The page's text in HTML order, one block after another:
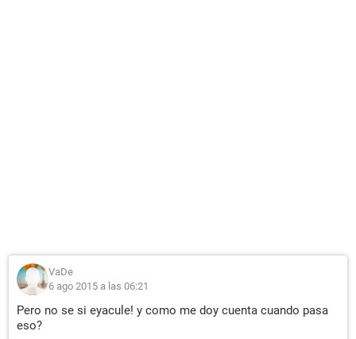
VaDe
6 ago 2015 a las 06:21
Pero no se si eyacule! y como me doy cuenta cuando pasa
eso?